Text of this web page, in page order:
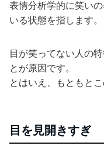
表情分析学的に笑い
いる状態を指します。
目が笑ってない人の
とが原因です。
とはいえ、もともと
目を見開きすぎ